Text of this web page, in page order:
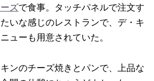
ズで食事。タッチパネルで注文す
いな感じのレストランで、デ・キ
ューも用意されていた。
ンのチーズ焼きとパンで、上品な